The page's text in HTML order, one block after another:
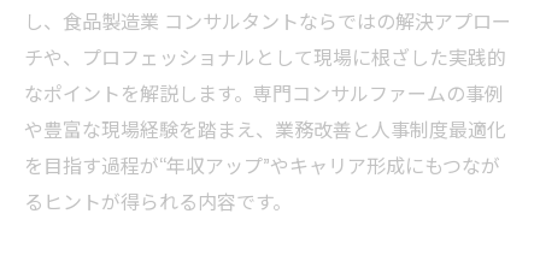
し、食品製造業 コンサルタントならではの解決アプロー
チや、プロフェッショナルとして現場に根ざした実践的
なポイントを解説します。専門コンサルファームの事例
や豊富な現場経験を踏まえ、業務改善と人事制度最適化
を目指す過程が“年収アップ”やキャリア形成にもつなが
るヒントが得られる内容です。